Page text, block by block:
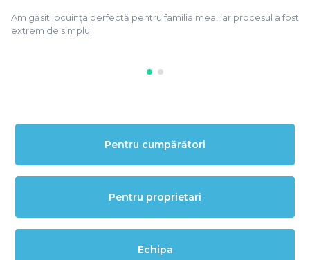
Am găsit locuința perfectă pentru familia mea, iar procesul a fost
extrem de simplu.
Pentru cumpărători
Pentru proprietari
Echipa